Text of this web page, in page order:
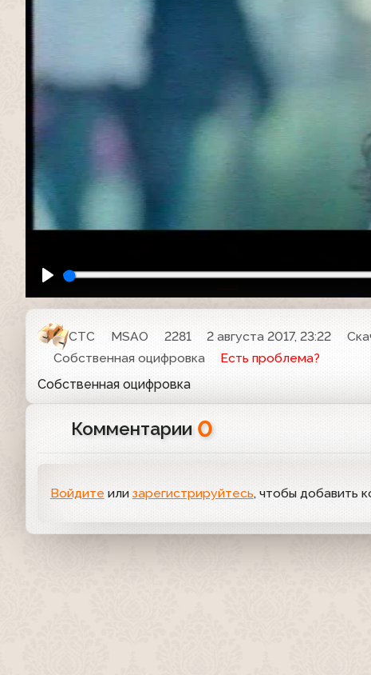
СТС MSAO 2281 2 августа 2017, 23:22
Собственная оцифровка
Есть проблема?
Собственная оцифровка
Комментарии 0
Войдите или зарегистрируйтесь, чтобы добавить